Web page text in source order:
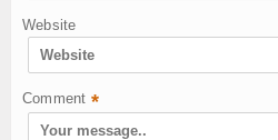
Website
Comment *